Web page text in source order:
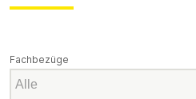
Fachbezüge
Fachbezüge